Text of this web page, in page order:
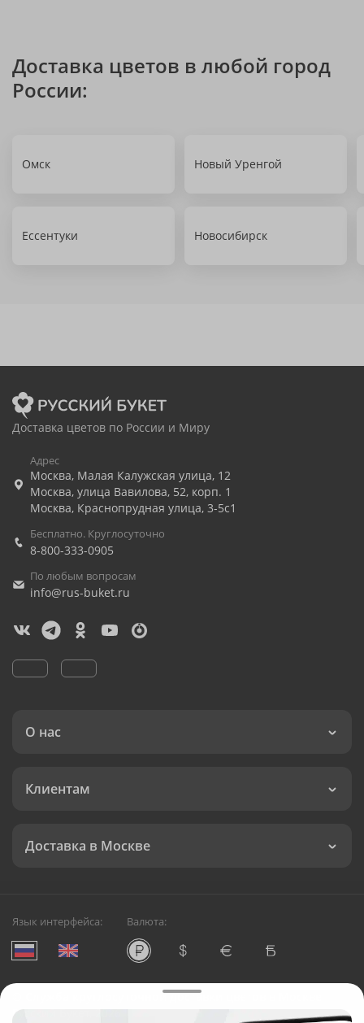
Доставка цветов в любой город
России:
Омск Новый Уренгой
Ессентуки Новосибирск
Доставка цветов по России и Миру
Адрес
Москва, Малая Калужская улица, 12
Москва, улица Вавилова, 52, корп. 1
Москва, Краснопрудная улица, 3-5с1
Бесплатно. Круглосуточно
8-800-333-0905
По любым вопросам
info@rus-buket.ru
О нас
Клиентам
Доставка в Москве
Язык интерфейса: Валюта:
Служба круглосуточной доставки цветов в Москве
Русский Букет, 2026